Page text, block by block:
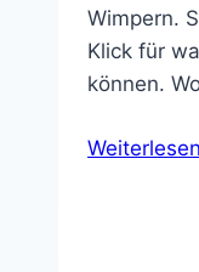
Wimpern.
Klick für
können.
Weiterlesen